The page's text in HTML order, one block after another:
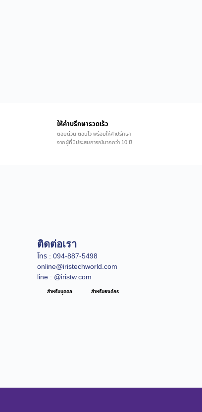
ให้คำบรึกษารวดเร็ว
ตอบด่วน ตอบไว พร้อมให้คำปรึกษา
จากผู้ที่มีประสบการณ์มากกว่า 10 ปี
ติดต่อเรา
โทร : 094-887-5498
online@iristechworld.com
line : @iristw.com
สำหรับบุคคล สำหรับองค์กร